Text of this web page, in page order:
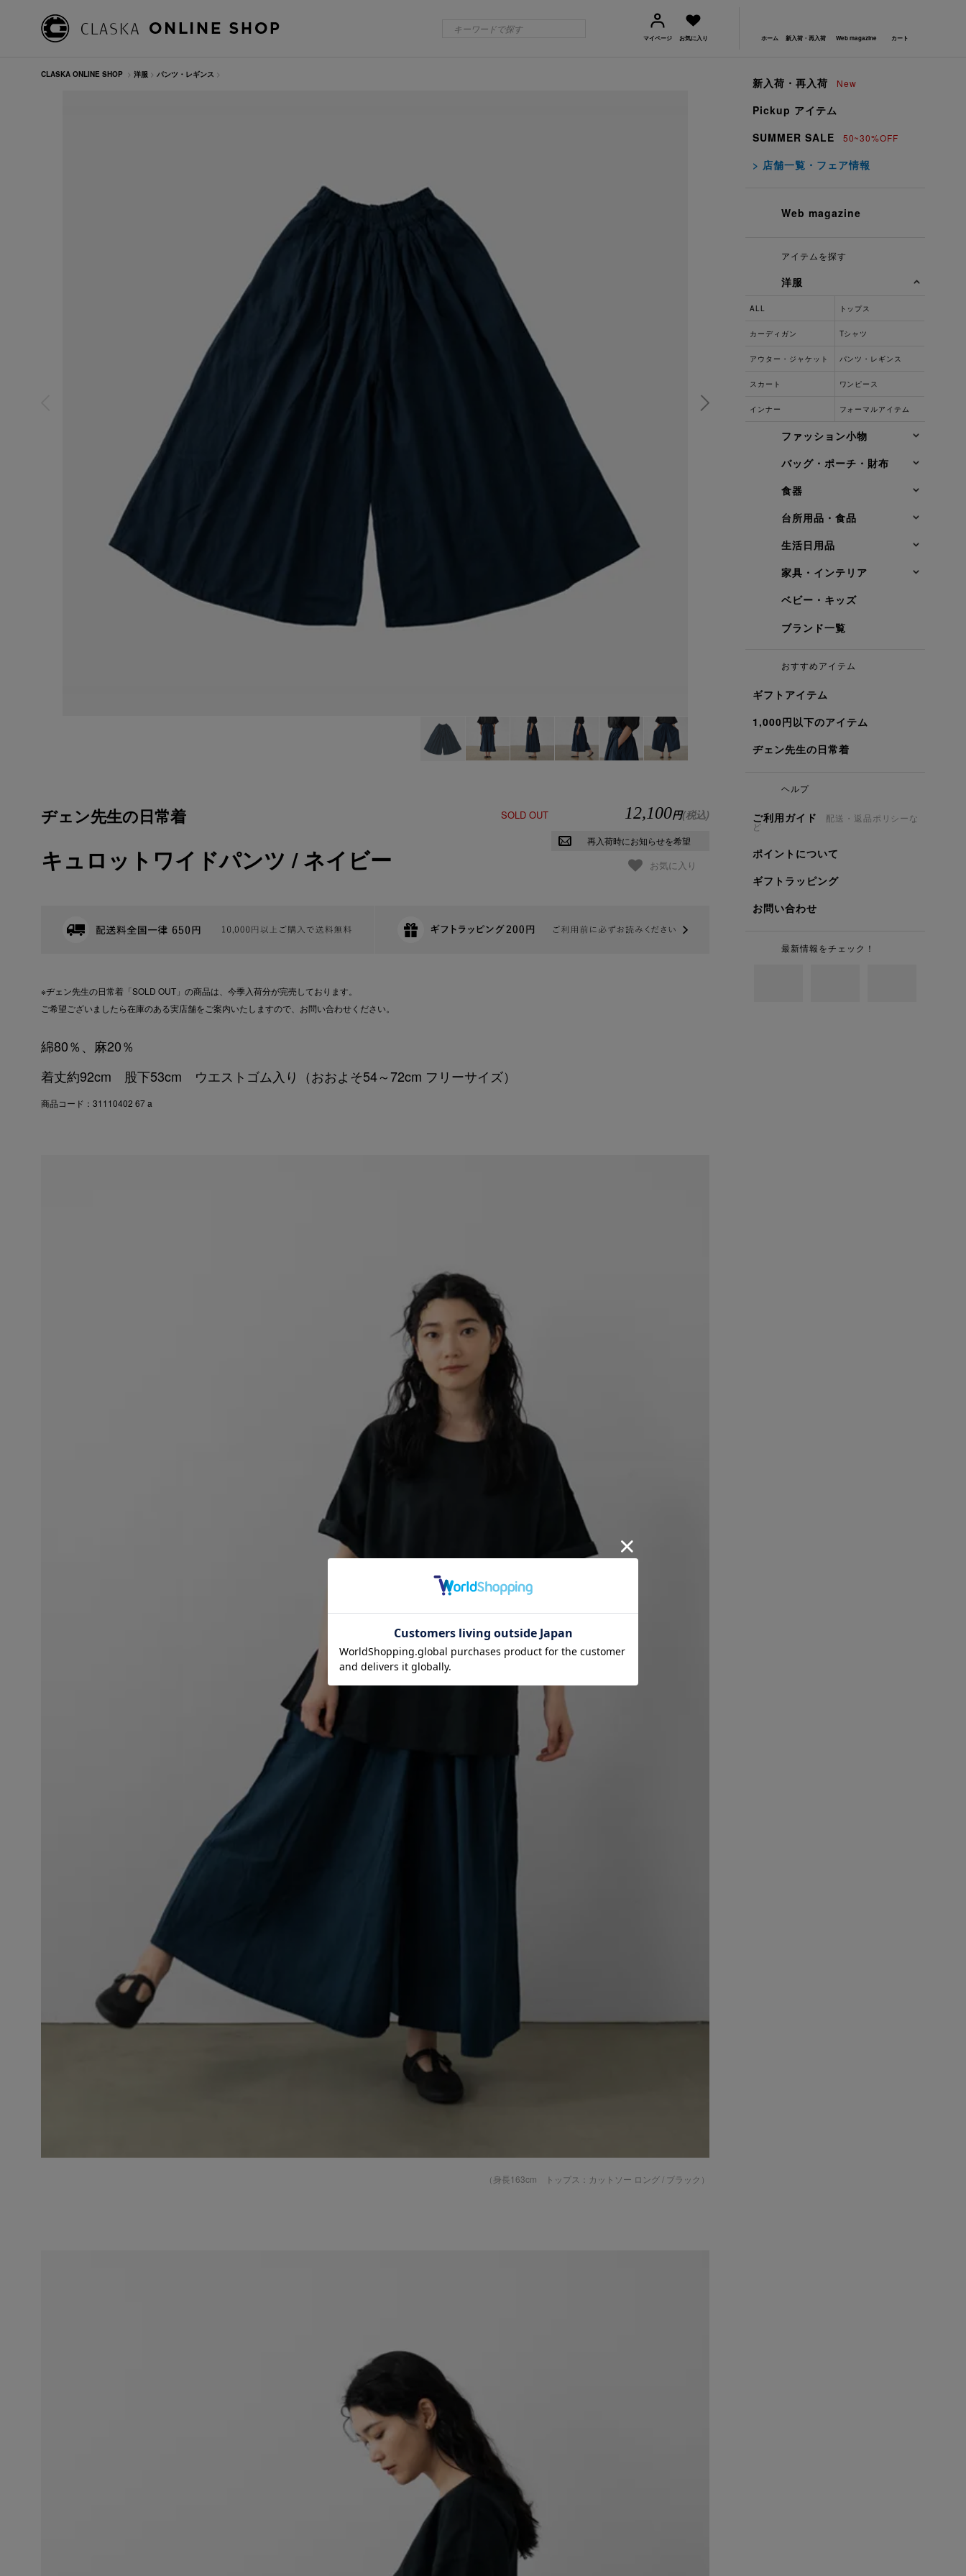
マイページ お気に入り ホーム 新入荷・再入荷 Web magazine カート
新入荷・再入荷 New
Pickup アイテム
SUMMER SALE
50~30%OFF
> 店舗一覧・フェア情報
Web magazine
アイテムを探す
洋服
ALL トップス
カーディガン Tシャツ
アウター・ジャケット パンツ・レギンス
スカート ワンピース
インナー フォーマルアイテム
ファッション小物
バッグ・ポーチ・財布
食器
台所用品・食品
生活日用品
家具・インテリア
ベビー・キッズ
ブランド一覧
おすすめアイテム
ギフトアイテム
1,000円以下のアイテム
ヂェン先生の日常着
ヘルプ
ご利用ガイド 配送・返品ポリシーな
ど
ポイントについて
ギフトラッピング
お問い合わせ
最新情報をチェック！
CLASKA ONLINE SHOP > 洋服 > パンツ・レギンス >
ヂェン先生の日常着
キュロットワイドパンツ / ネイビー
SOLD OUT 12,100円(税込)
再入荷時にお知らせを希望
お気に入り
※ヂェン先生の日常着「SOLD OUT」の商品は、今季入荷分が完売しております。
ご希望ございましたら在庫のある実店舗をご案内いたしますので、お問い合わせください。
綿80％、麻20％
着丈約92cm 股下53cm ウエストゴム入り（おおよそ54～72cm フリーサイズ）
商品コード：31110402 67 a
（身長163cm トップス： カットソー ロング / ブラック ）